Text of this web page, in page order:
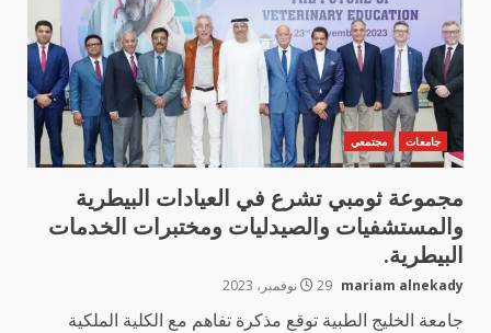
جامعات مجتمعي
مجموعة ثومبي تشرع في العيادات البيطرية
والمستشفيات والصيدليات ومختبرات الخدمات
البيطرية.
mariam alnekady 29 نوفمبر، 2023
جامعة الخليج الطبية توقع مذكرة تفاهم مع الكلية الملكية